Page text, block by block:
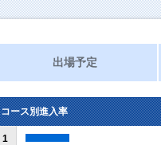
出場予定
コース別進入率
1